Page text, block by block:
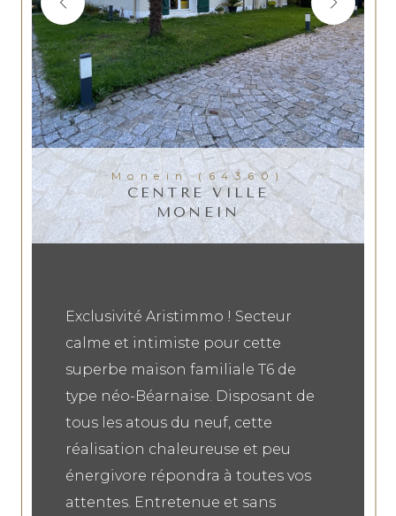
Monein (64360)
CENTRE VILLE
MONEIN
Exclusivité Aristimmo ! Secteur
calme et intimiste pour cette
superbe maison familiale T6 de
type néo-Béarnaise. Disposant de
tous les atous du neuf, cette
réalisation chaleureuse et peu
énergivore répondra à toutes vos
attentes. Entretenue et sans